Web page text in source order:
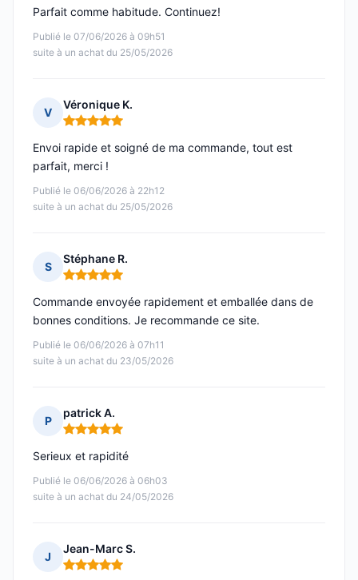
Publié le 07/06/2026 à 09h51
suite à un achat du 25/05/2026
Parfait comme habitude. Continuez!
V
Véronique K.
Note : 5 sur 5
Publié le 06/06/2026 à 22h12
suite à un achat du 25/05/2026
Envoi rapide et soigné de ma commande, tout est
parfait, merci !
S
Stéphane R.
Note : 5 sur 5
Publié le 06/06/2026 à 07h11
suite à un achat du 23/05/2026
Commande envoyée rapidement et emballée dans de
bonnes conditions. Je recommande ce site.
P
patrick A.
Note : 5 sur 5
Publié le 06/06/2026 à 06h03
suite à un achat du 24/05/2026
Serieux et rapidité
J
Jean-Marc S.
Note : 5 sur 5